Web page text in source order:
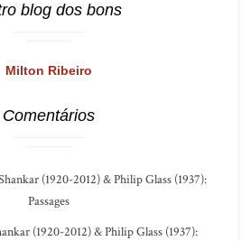
blog dos bons
Milton Ribeiro
Comentários
(1920-2012) & Philip Glass (1937):
Passages
(1920-2012) & Philip Glass (1937):